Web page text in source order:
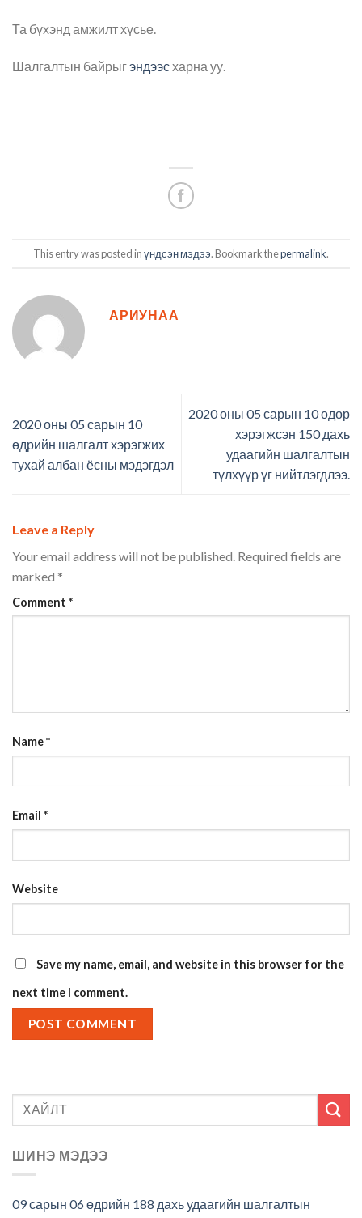
Та бүхэнд амжилт хүсье.
Шалгалтын байрыгэндээсхарна уу.
This entry was posted inүндсэн мэдээ. Bookmark thepermalink.
АРИУНАА
2020 оны 05 сарын 10
өдрийн шалгалт хэрэгжих
тухай албан ёсны мэдэгдэл
2020 оны 05 сарын 10 өдөр
хэрэгжсэн 150 дахь
удаагийн шалгалтын
түлхүүр үг нийтлэгдлээ.
Leave a Reply
Your email address will not be published. Required fields are
marked *
Comment *
Name*
Email *
Website
Save my name, email, and website in this browser for the
next time I comment.
ШИНЭ МЭДЭЭ
09 сарын 06 өдрийн 188 дахь удаагийн шалгалтын